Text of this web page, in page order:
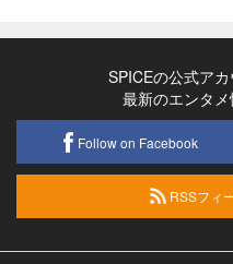
SPICEの公式ア
最新のエンタ
Follow on Facebook
RSSフィ